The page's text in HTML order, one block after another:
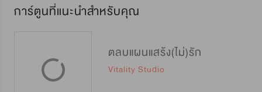
การ์ตูนที่แนะนำสำหรับคุณ
ตลบแผนแสร้ง(ไม่)รัก
Vitality Studio